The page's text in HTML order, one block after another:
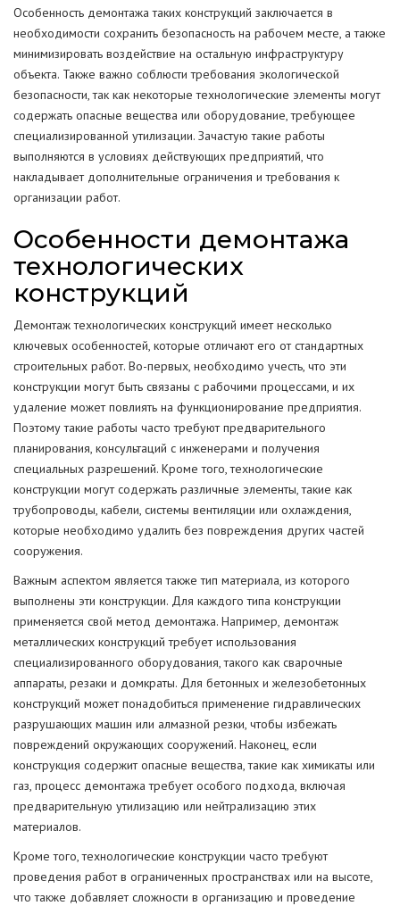
Особенность демонтажа таких конструкций заключается в
необходимости сохранить безопасность на рабочем месте, а также
минимизировать воздействие на остальную инфраструктуру
объекта. Также важно соблюсти требования экологической
безопасности, так как некоторые технологические элементы могут
содержать опасные вещества или оборудование, требующее
специализированной утилизации. Зачастую такие работы
выполняются в условиях действующих предприятий, что
накладывает дополнительные ограничения и требования к
организации работ.
Особенности демонтажа
технологических
конструкций
Демонтаж технологических конструкций имеет несколько
ключевых особенностей, которые отличают его от стандартных
строительных работ. Во-первых, необходимо учесть, что эти
конструкции могут быть связаны с рабочими процессами, и их
удаление может повлиять на функционирование предприятия.
Поэтому такие работы часто требуют предварительного
планирования, консультаций с инженерами и получения
специальных разрешений. Кроме того, технологические
конструкции могут содержать различные элементы, такие как
трубопроводы, кабели, системы вентиляции или охлаждения,
которые необходимо удалить без повреждения других частей
сооружения.
Важным аспектом является также тип материала, из которого
выполнены эти конструкции. Для каждого типа конструкции
применяется свой метод демонтажа. Например, демонтаж
металлических конструкций требует использования
специализированного оборудования, такого как сварочные
аппараты, резаки и домкраты. Для бетонных и железобетонных
конструкций может понадобиться применение гидравлических
разрушающих машин или алмазной резки, чтобы избежать
повреждений окружающих сооружений. Наконец, если
конструкция содержит опасные вещества, такие как химикаты или
газ, процесс демонтажа требует особого подхода, включая
предварительную утилизацию или нейтрализацию этих
материалов.
Кроме того, технологические конструкции часто требуют
проведения работ в ограниченных пространствах или на высоте,
что также добавляет сложности в организацию и проведение